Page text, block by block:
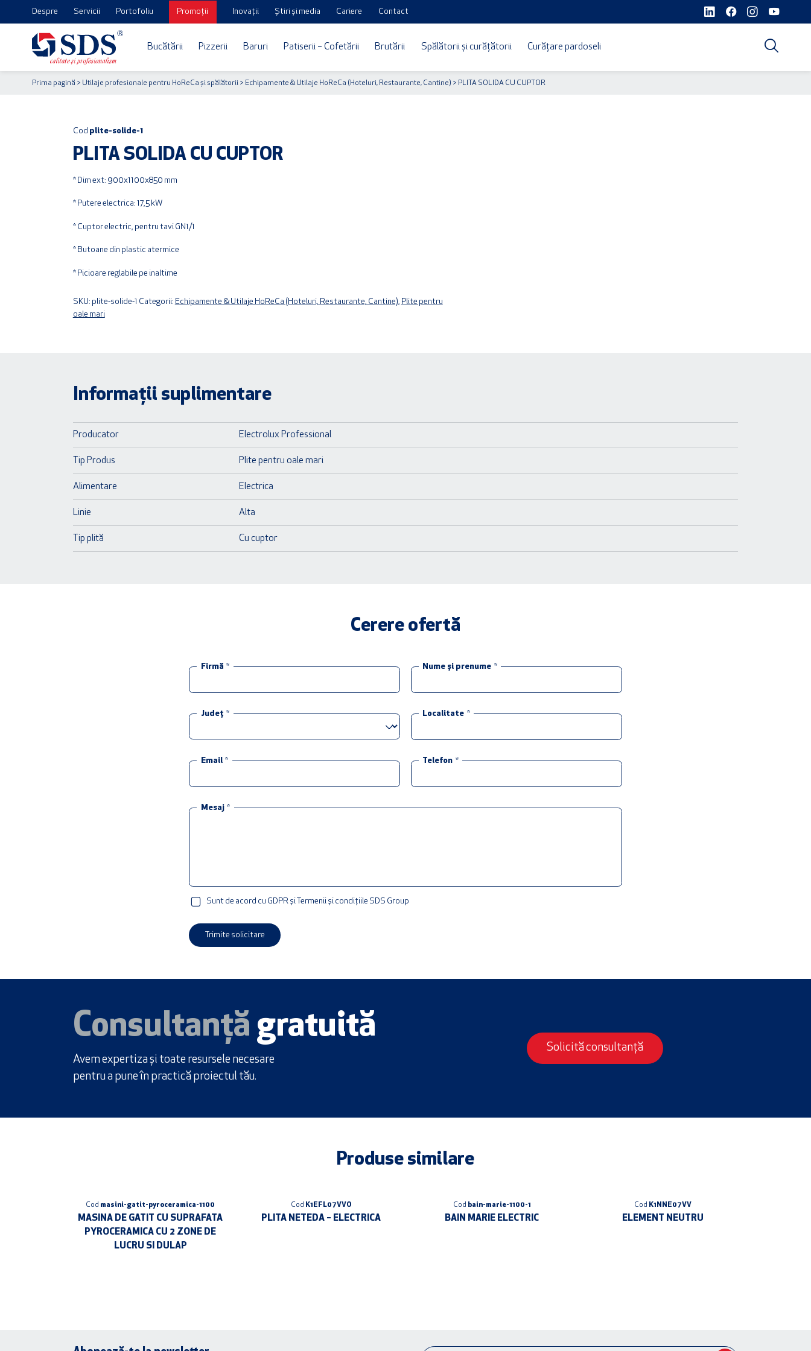
Despre Servicii Portofoliu Promoții Inovații Știri și media Cariere Contact
Bucătării Pizzerii Baruri Patiserii – Cofetării Brutării Spălătorii și curățătorii Curățare pardoseli
Prima pagină > Utilaje profesionale pentru HoReCa și spălătorii> Echipamente & Utilaje HoReCa (Hoteluri, Restaurante, Cantine) > PLITA SOLIDA CU CUPTOR
Cod plite-solide-1
PLITA SOLIDA CU CUPTOR
* Dim ext: 900x1100x850 mm
* Putere electrica: 17,5 kW
* Cuptor electric, pentru tavi GN1/1
* Butoane din plastic atermice
* Picioare reglabile pe inaltime
SKU: plite-solide-1 Categorii: Echipamente & Utilaje HoReCa (Hoteluri, Restaurante, Cantine), Plite pentru
oale mari
Informații suplimentare
Producator Electrolux Professional
Tip Produs Plite pentru oale mari
Alimentare Electrica
Linie Alta
Tip plită Cu cuptor
Cerere ofertă
Firmă * Nume și prenume *
Județ * Localitate *
Email * Telefon *
Mesaj *
Sunt de acord cu GDPR și Termenii și condițiile SDS Group
Trimite solicitare
Consultanță gratuită
Avem expertiza și toate resursele necesare
pentru a pune în practică proiectul tău.
Solicită consultanță
Produse similare
Cod masini-gatit-pyroceramica-1100
MASINA DE GATIT CU SUPRAFATA
PYROCERAMICA CU 2 ZONE DE
LUCRU SI DULAP
Cod K1EFL07VVO
PLITA NETEDA – ELECTRICA
Cod bain-marie-1100-1
BAIN MARIE ELECTRIC
Cod K1NNE07VV
ELEMENT NEUTRU